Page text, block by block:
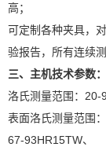
高；
可定制各种夹具，
验报告，所有连续
三、主机技术参数：
洛氏测量范围：20-
表面洛氏测量范围
67-93HR15TW、